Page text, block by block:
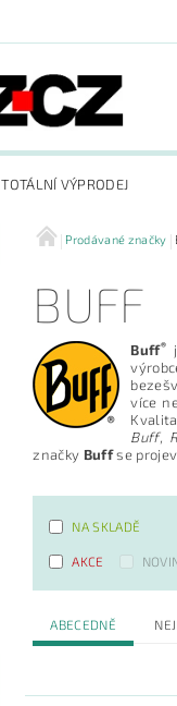
TOTÁLNÍ VÝPRODEJ
Prodávané značky
BUFF
Buff®
více
Buff,
značky Buffse
NA SKLADĚ
AKCE
ABECEDNĚ